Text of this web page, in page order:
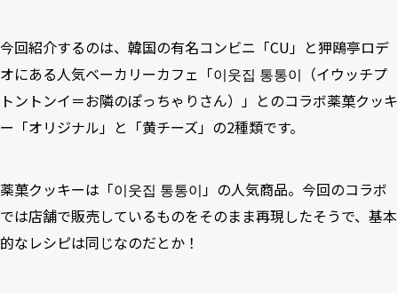
今回紹介するのは、韓国の有名コンビニ「CU」と狎鴎亭ロデ
オにある人気ベーカリーカフェ「이웃집 통통이（イウッチプ
トントンイ＝お隣のぽっちゃりさん） 」とのコラボ薬菓クッキ
ー「オリジナル」と「黄チーズ」の2種類です。
薬菓クッキーは「이웃집 통통이」の人気商品。今回のコラボ
では店舗で販売しているものをそのまま再現したそうで、基本
的なレシピは同じなのだとか！